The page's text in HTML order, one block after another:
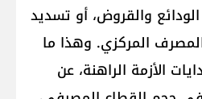
والقروض، أو تسديد
المركزي. وهذا ما
الأزمة الراهنة، عن